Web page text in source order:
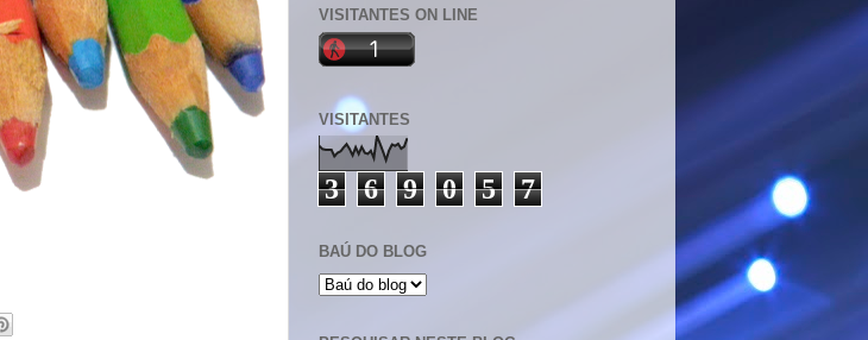
VISITANTES ON LINE
VISITANTES
3 6 9 0 5 7
BAÚ DO BLOG